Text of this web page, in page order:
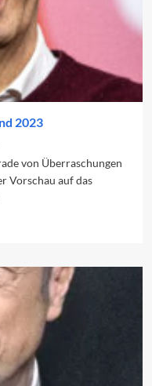
2023
von Überraschungen
Vorschau auf das